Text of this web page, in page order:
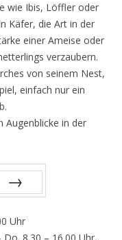
wie Ibis, Löffler oder
Käfer, die Art in der
einer Ameise oder
verzaubern.
von seinem Nest,
einfach nur ein
Augenblicke in der
Uhr